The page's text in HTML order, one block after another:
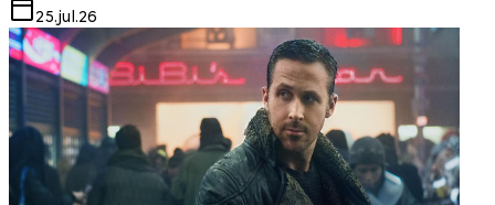
25.jul.26